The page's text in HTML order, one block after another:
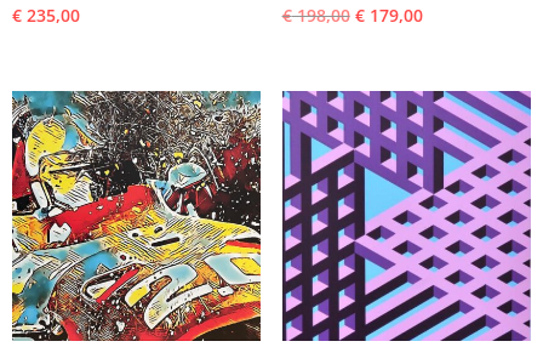
€ 235,00 €198,00 Oorspronkelijke
€ 198,00.
€179,00Huidige
€ 179,00.